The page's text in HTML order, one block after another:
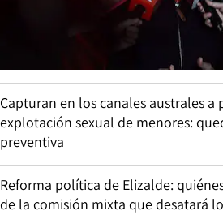
Capturan en los canales australes a
explotación sexual de menores:
preventiva
Reforma política de Elizalde:
de la comisión mixta que desatará